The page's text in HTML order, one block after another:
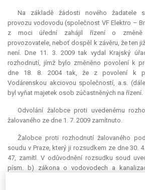
Na základě žádosti nového žadatele
provozu vodovodu (společnost VF Elektro –
z moci úřední zahájil řízení o změně
provozovatele, neboť dospěl k závěru, že ten
není. Dne 11. 3. 2009 tak vydal Krajský
rozhodnutí, jímž bylo změněno povolení k
dne 18. 8. 2004 tak, že z povolení k
Vodárenskou akciovou společností, a.s.
byl vyňat majetek osob zúčastněných na řízení.
Odvolání žalobce proti uvedenému
žalovaného ze dne 1. 7. 2009 zamítnuto.
Žalobce proti rozhodnutí žalovaného
soudu v Praze, který ji rozsudkem ze dne 30.
47, zamítl. V odůvodnění rozsudku soud
písm. b) zákona o vodovodech a